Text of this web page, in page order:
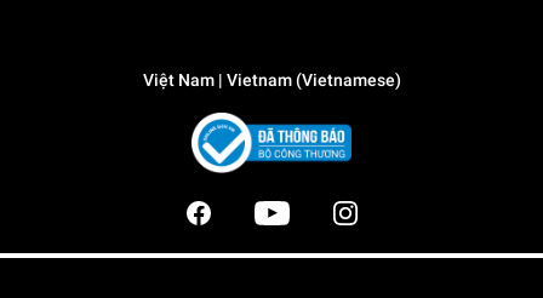
Việt Nam | Vietnam (Vietnamese)